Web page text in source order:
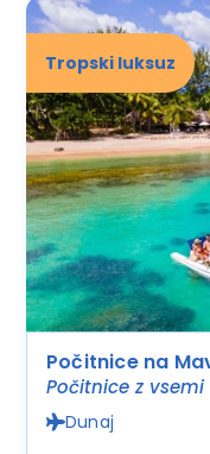
Tropski luksuz
Počitnice na
Počitnice z
Dunaj